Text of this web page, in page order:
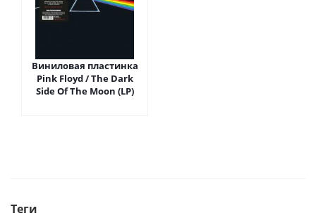
Виниловая пластинка
Pink Floyd / The Dark
Side Of The Moon (LP)
Теги